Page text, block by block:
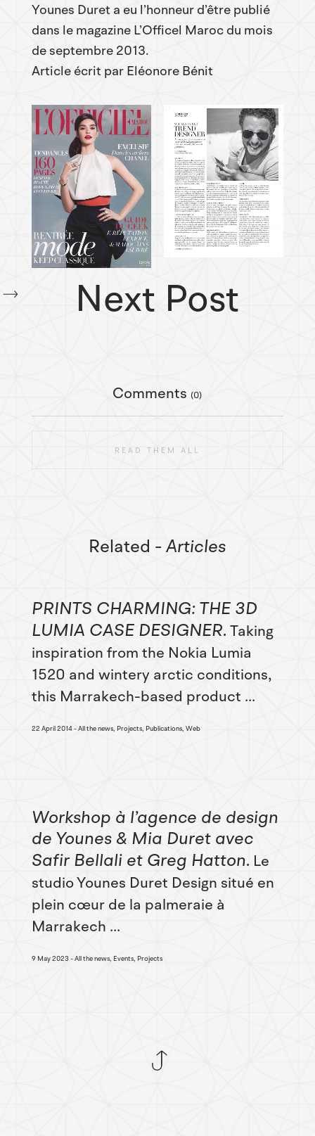
Younes Duret a eu l’honneur d’être publié
dans le magazine L’Officel Maroc du mois
de septembre 2013.
Article écrit par Eléonore Bénit
Next Post
Comments (0)
READ THEM ALL
Related - Articles
PRINTS CHARMING: THE 3D
LUMIA CASE DESIGNER Taking
inspiration from the Nokia Lumia
1520 and wintery arctic conditions,
this Marrakech-based product ...
22 April 2014 All the news, Projects, Publications, Web
Workshop à l’agence de design
de Younes & Mia Duret avec
Safir Bellali et Greg Hatton Le
studio Younes Duret Design situé en
plein cœur de la palmeraie à
Marrakech ...
9 May 2023 All the news, Events, Projects